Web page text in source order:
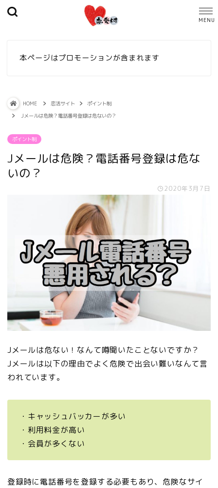
本ページはプロモーションが含まれます
HOME 恋活サイト
ポイント制
Jメールは危険？電話番号登録は危ないの？
ポイント制
Jメールは危険？電話番号登録は危な
いの？
2020年3月7日
Jメールは危ない！なんて噂聞いたことないですか？
Jメールは以下の理由でよく危険で出会い難いなんて言
われています。
・キャッシュバッカーが多い
・利用料金が高い
・会員が多くない
登録時に電話番号を登録する必要もあり、危険なサイ